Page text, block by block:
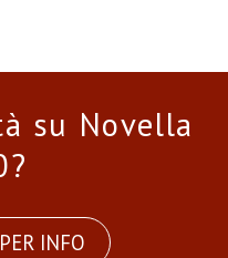
su Novella
INFO